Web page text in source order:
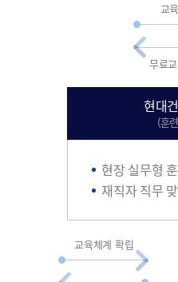
교
무료
현대
(훈
현장 실무형
재직자 직무
교육체계 확립